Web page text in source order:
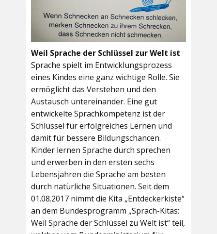
Weil Sprache der Schlüssel zur Welt ist
Sprache spielt im Entwicklungsprozess
eines Kindes eine ganz wichtige Rolle. Sie
ermöglicht das Verstehen und den
Austausch untereinander. Eine gut
entwickelte Sprachkompetenz ist der
Schlüssel für erfolgreiches Lernen und
damit für bessere Bildungschancen.
Kinder lernen Sprache durch sprechen
und erwerben in den ersten sechs
Lebensjahren die Sprache am besten
durch natürliche Situationen. Seit dem
01.08.2017 nimmt die Kita „Entdeckerkiste“
an dem Bundesprogramm „Sprach-Kitas:
Weil Sprache der Schlüssel zu Welt ist“ teil,